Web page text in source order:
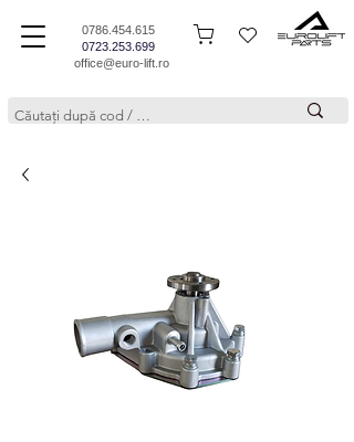
0786.454.615
0723.253.699
office@euro-lift.ro